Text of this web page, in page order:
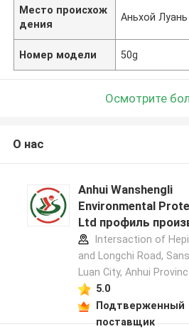
Место происхож
дения
Аньхой
Номер модели 50g
Осмотрите
О нас
Anhui Wanshengli
Environmental
Ltd профиль
Intersaction of
and Longchi Road,
Luan City, Anhui
5.0
Подтверженный
поставщик